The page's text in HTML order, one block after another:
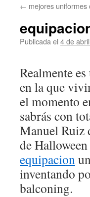
contenido
← mejores
Publicada el 4 de
Realmente
en la que
el momento
sabrás con
Manuel Ruiz
de
equipacion
inventando
balconing.